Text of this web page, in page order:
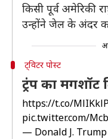
किसी पूर्व अमेरिकी
उन्होंने जेल के अंदर
ट्विटर पोस्ट
ट्रंप का मगशॉट
https://t.co/
pic.twitter.com/
— Donald J.